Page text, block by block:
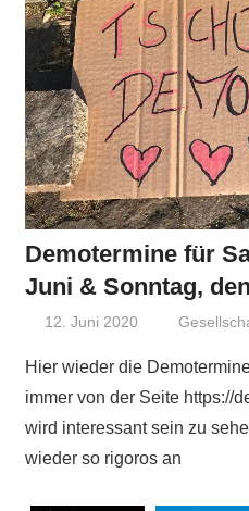
Demotermine für
Juni & Sonntag,
12. Juni 2020 Niki Vogt
Hier wieder die
immer von der Seite https://
wird interessant sein zu
wieder so rigoros an